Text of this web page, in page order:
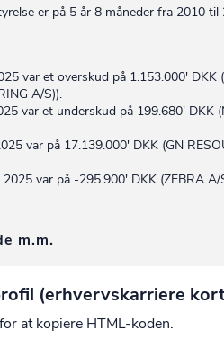
er på 5 år 8 måneder fra 2010 til
var et overskud på 1.153.000' DKK
A/S)).
var et underskud på 199.680' DKK
var på 17.139.000' DKK (GN
var på -295.900' DKK (ZEBRA A/
m.m.
(erhvervskarriere
at kopiere HTML-koden.